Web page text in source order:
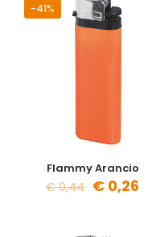
-41%
Flammy Arancio
€0,44 € 0,26